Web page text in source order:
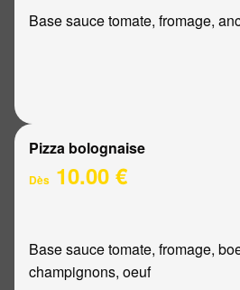
Base sauce tomate, fromage,
Pizza bolognaise
Dès 10.00 €
Base sauce tomate, fromage,
champignons, oeuf